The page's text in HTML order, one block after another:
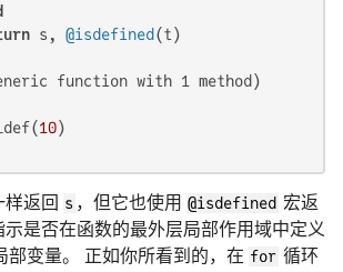
s, @isdefined (t)
function with 1 method)
10
返回 s ，但它也使用 @isdefined 宏返
示是否在函数的最外层局部作用域中定义
部变量。 正如你所看到的，在 for 循环